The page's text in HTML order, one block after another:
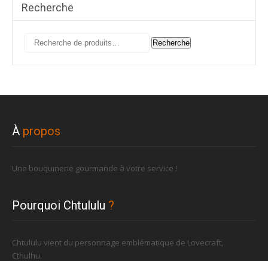
Recherche
Recherche
Recherche
À propos
Une bouquinerie gourmande à votre service !
Pourquoi Chtululu ?
Chtululu vient du personnage emblématique de Lovecraft,
Cthulhu.